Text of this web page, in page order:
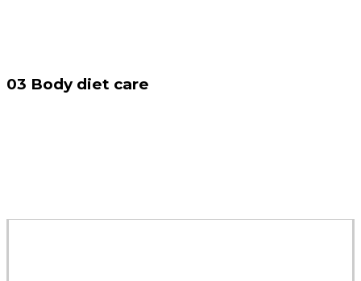
03 Body diet care